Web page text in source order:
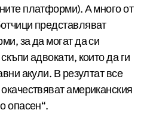
платформи). А много от
представляват
за да могат да си
адвокати, които да ги
акули. В резултат все
американския
опасен“.